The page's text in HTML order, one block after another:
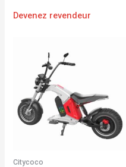
Devenez revendeur
Citycoco